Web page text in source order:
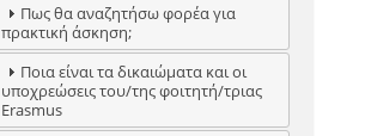
Πως θα αναζητήσω φορέα για
πρακτική άσκηση;
Ποια είναι τα δικαιώματα και οι
υποχρεώσεις του/της φοιτητή/τριας
Erasmus